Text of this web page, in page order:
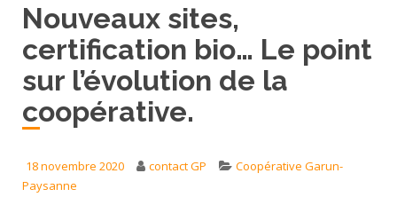
Nouveaux sites,
certification bio… Le point
sur l’évolution de la
coopérative.
18 novembre 2020 contact GP
Coopérative Garun-
Paysanne